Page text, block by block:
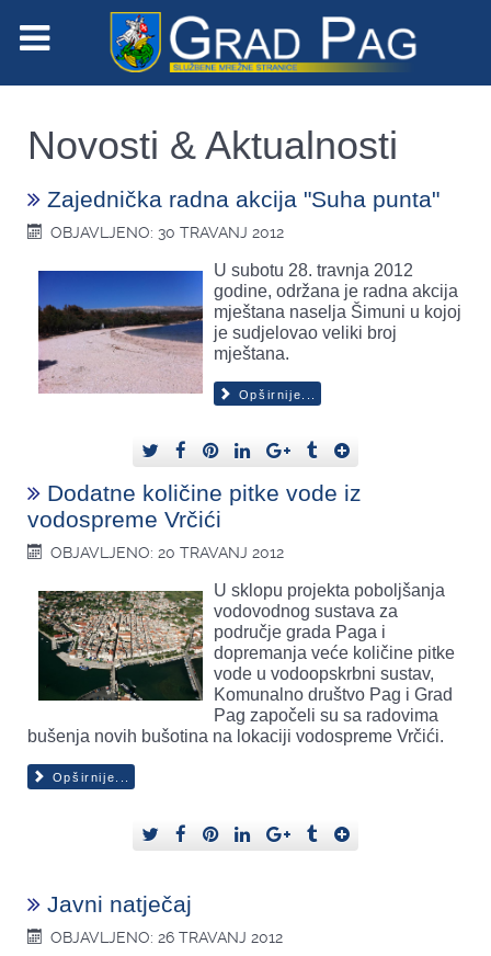
Novosti & Aktualnosti
Zajednička radna akcija "Suha punta"
OBJAVLJENO: 30 TRAVANJ 2012
U subotu 28. travnja 2012
godine, održana je radna akcija
mještana naselja Šimuni u kojoj
je sudjelovao veliki broj
mještana.
Opširnije...
Dodatne količine pitke vode iz
vodospreme Vrčići
OBJAVLJENO: 20 TRAVANJ 2012
U sklopu projekta poboljšanja
vodovodnog sustava za
područje grada Paga i
dopremanja veće količine pitke
vode u vodoopskrbni sustav,
Komunalno društvo Pag i Grad
Pag započeli su sa radovima
bušenja novih bušotina na lokaciji vodospreme Vrčići.
Opširnije...
Javni natječaj
OBJAVLJENO: 26 TRAVANJ 2012